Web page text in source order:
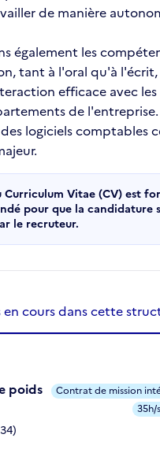
de manière
également les
tant à l'oral qu'à
efficace avec les
de l'entreprise.
logiciels comptables
Curriculum Vitae (CV) est
pour que la candidature
le recruteur.
en cours dans cette
poids
Contrat de mission
35h/